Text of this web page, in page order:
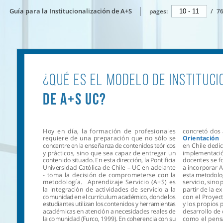
Guía para la Institucionalización de A+S pages: / 76